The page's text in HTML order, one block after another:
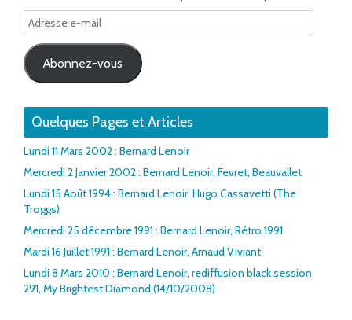
Adresse
e-
mail
Abonnez-vous
Quelques Pages et Articles
Lundi 11 Mars 2002 : Bernard Lenoir
Mercredi 2 Janvier 2002 : Bernard Lenoir, Fevret, Beauvallet
Lundi 15 Août 1994 : Bernard Lenoir, Hugo Cassavetti (The
Troggs)
Mercredi 25 décembre 1991 : Bernard Lenoir, Rétro 1991
Mardi 16 Juillet 1991 : Bernard Lenoir, Arnaud Viviant
Lundi 8 Mars 2010 : Bernard Lenoir, rediffusion black session
291, My Brightest Diamond (14/10/2008)